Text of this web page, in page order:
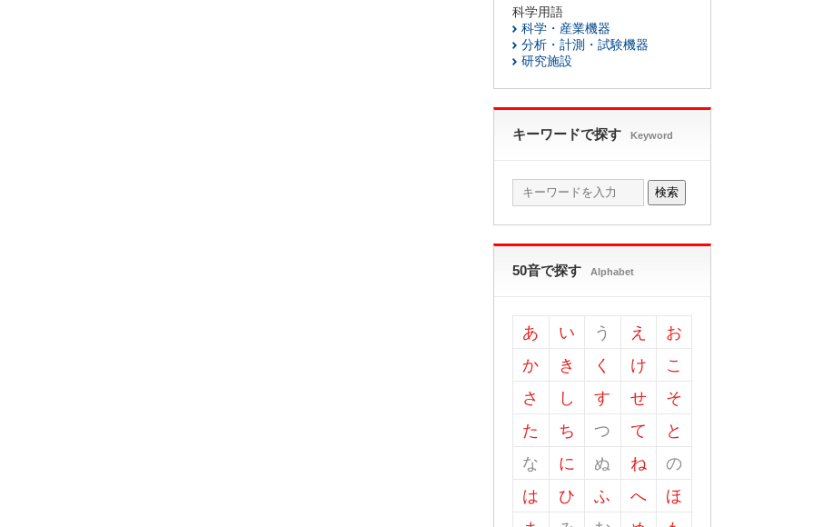
科学用語
科学・産業機器
分析・計測・試験機器
研究施設
キーワードで探す Keyword
検索
50音で探す Alphabet
あ い う え
お
か
き く け
こ
さ
し す せ
そ
た
ち つ て
と
な
に ぬ ね
の
は
ひ ふ へ
ほ